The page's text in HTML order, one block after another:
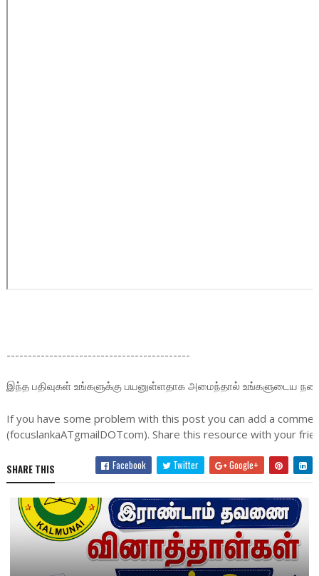
-------------------------------------------
இந்த பதிவுகள் உங்களுக்கு பயனுள்ளதாக அமைந்தால் உங்களுடைய
If you have some problem with this post you can add a
(focuslankaATgmailDOTcom). Share this resource with your
SHARE THIS Facebook Twitter Google+